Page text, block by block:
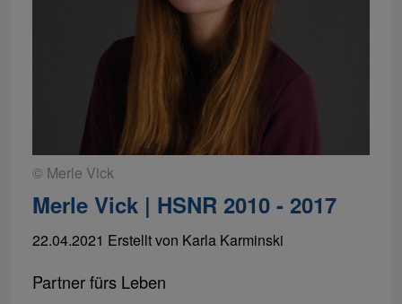
© Merle Vick
Merle Vick | HSNR 2010 - 2017
22.04.2021 Erstellt von Karla Karminski
Partner fürs Leben